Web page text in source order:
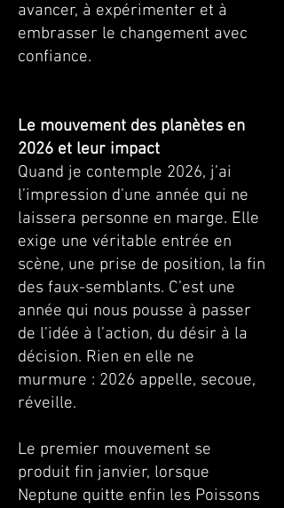
avancer, à expérimenter et à
embrasser le changement avec
confiance.
Le mouvement des planètes en
2026 et leur impact
Quand je contemple 2026, j’ai
l’impression d’une année qui ne
laissera personne en marge. Elle
exige une véritable entrée en
scène, une prise de position, la fin
des faux-semblants. C’est une
année qui nous pousse à passer
de l’idée à l’action, du désir à la
décision. Rien en elle ne
murmure : 2026 appelle, secoue,
réveille.
Le premier mouvement se
produit fin janvier, lorsque
Neptune quitte enfin les Poissons